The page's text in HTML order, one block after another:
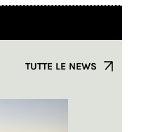
TUTTE LE NEWS